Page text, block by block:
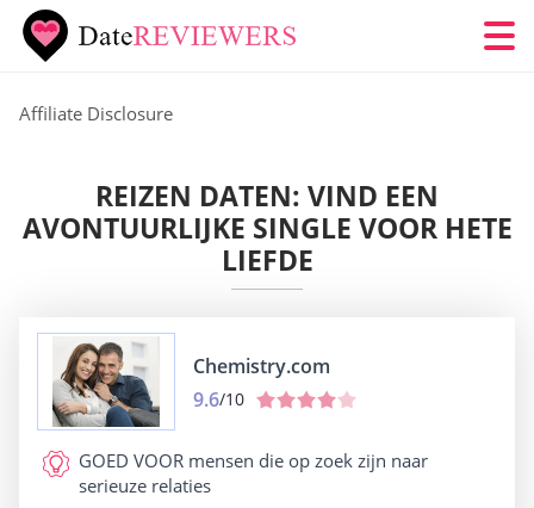
Affiliate Disclosure
REIZEN DATEN: VIND EEN
AVONTUURLIJKE SINGLE VOOR HETE
LIEFDE
Chemistry.com
9.6/10
GOED VOOR mensen die op zoek zijn naar
serieuze relaties